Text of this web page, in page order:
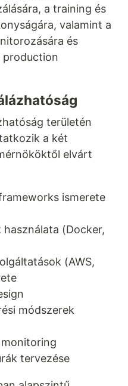
a training és
valamint a
és
production
területén
a két
elvárt
ismerete
(Docker,
(AWS,
módszerek
tervezése